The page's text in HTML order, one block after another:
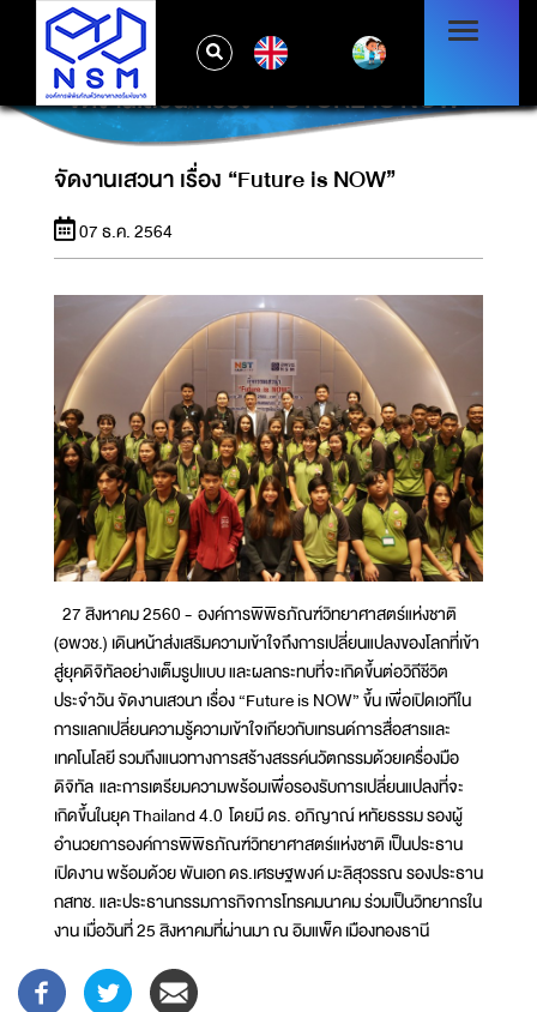
จัดงานเสวนา เรื่อง “FUTURE IS NOW”
จัดงานเสวนา เรื่อง “Future is NOW”
07 ธ.ค. 2564
27 สิงหาคม 2560 - องค์การพิพิธภัณฑ์วิทยาศาสตร์แห่งชาติ
(อพวช.) เดินหน้าส่งเสริมความเข้าใจถึงการเปลี่ยนแปลงของโลกที่เข้า
สู่ยุคดิจิทัลอย่างเต็มรูปแบบ และผลกระทบที่จะเกิดขึ้นต่อวิถีชีวิต
ประจำวัน จัดงานเสวนา เรื่อง “Future is NOW” ขึ้น เพื่อเปิดเวทีใน
การแลกเปลี่ยนความรู้ความเข้าใจเกียวกับเทรนด์การสื่อสารและ
เทคโนโลยี รวมถึงแนวทางการสร้างสรรค์นวัตกรรมด้วยเครื่องมือ
ดิจิทัล และการเตรียมความพร้อมเพื่อรองรับการเปลี่ยนแปลงที่จะ
เกิดขึ้นในยุค Thailand 4.0 โดยมี ดร. อภิญาณ์ หทัยธรรม รองผู้
อำนวยการองค์การพิพิธภัณฑ์วิทยาศาสตร์แห่งชาติ เป็นประธาน
เปิดงาน พร้อมด้วย พันเอก ดร.เศรษฐพงค์ มะลิสุวรรณ รองประธาน
กสทช. และประธานกรรมการกิจการโทรคมนาคม ร่วมเป็นวิทยากรใน
งาน เมื่อวันที่ 25 สิงหาคมที่ผ่านมา ณ อิมแพ็ค เมืองทองธานี